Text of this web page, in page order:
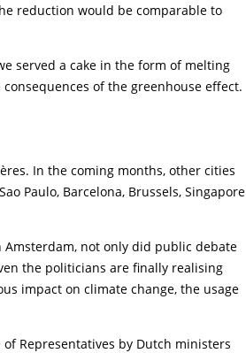
reduction would be comparable to
served a cake in the form of melting
of the greenhouse effect.
In the coming months, other cities
Paulo, Barcelona, Brussels, Singapore
not only did public debate
the politicians are finally realising
impact on climate change, the usage
Representatives by Dutch ministers